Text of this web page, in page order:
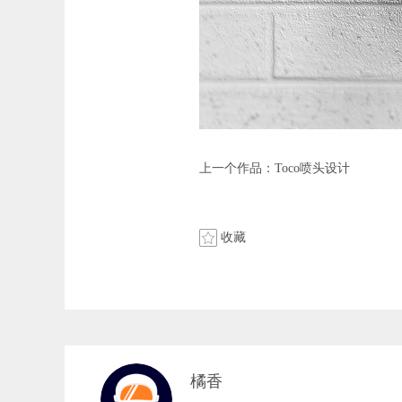
上一个作品： Toco喷头设计
收藏
橘香